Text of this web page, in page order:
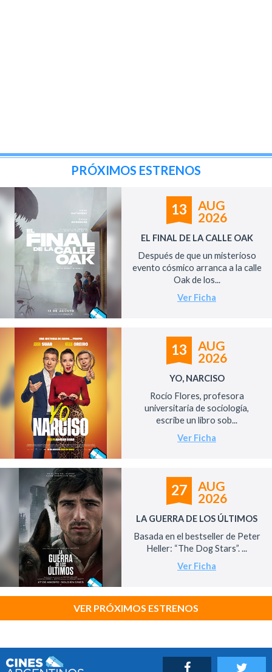
PRÓXIMOS ESTRENOS
13
AUG
2026
EL FINAL DE LA CALLE OAK
Después de que un misterioso
evento cósmico arranca a la calle
Oak de los...
Ver Ficha
13
AUG
2026
YO, NARCISO
Rocío Flores, profesora
universitaria de sociología,
escribe un libro sob...
Ver Ficha
27
AUG
2026
LA GUERRA DE LOS ÚLTIMOS
Basada en el bestseller de Peter
Heller: “The Dog Stars”. ...
Ver Ficha
VER PRÓXIMOS ESTRENOS